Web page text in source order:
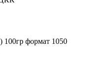
100гр формат 1050